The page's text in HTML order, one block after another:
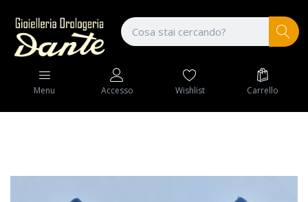
Menu Accesso Wishlist Carrello